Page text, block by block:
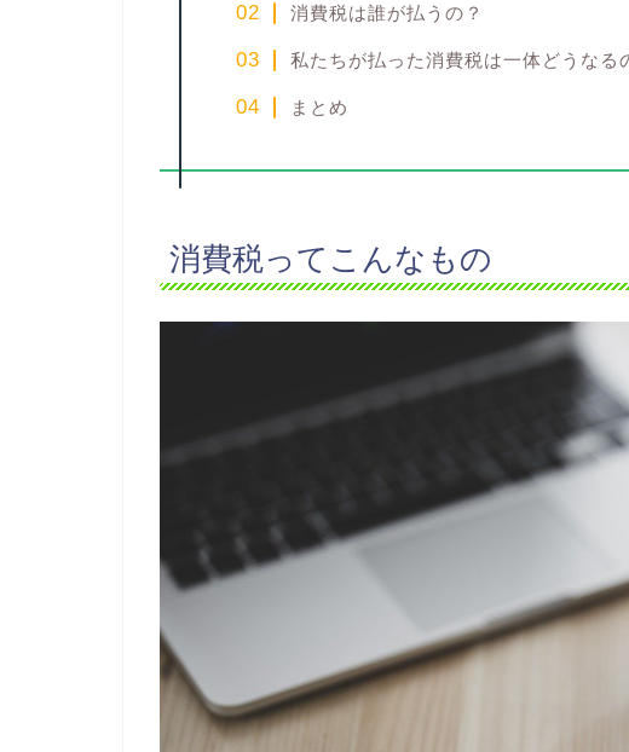
消費税は誰が払うの？
私たちが払った消費税は一体どうなる
まとめ
消費税ってこんなもの